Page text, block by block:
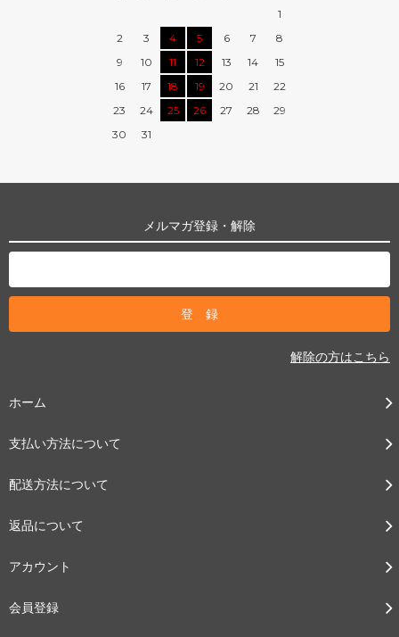
1
2
3 4 5 6 7
8
9
10 11 12 13 14
15
16
17 18 19 20 21
22
23
24 25 26 27 28
29
30
31
メルマガ登録・解除
解除の方はこちら
ホーム
支払い方法について
配送方法について
返品について
アカウント
会員登録